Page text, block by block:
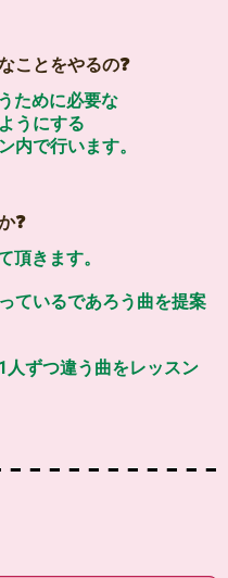
ことをやるの❓
ために必要な
うにする
内で行います。
❓
頂きます。
ているであろう曲を提案
ずつ違う曲をレッスン